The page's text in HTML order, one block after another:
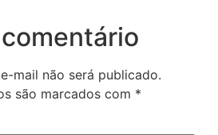
mail não será publicado.
são marcados com *